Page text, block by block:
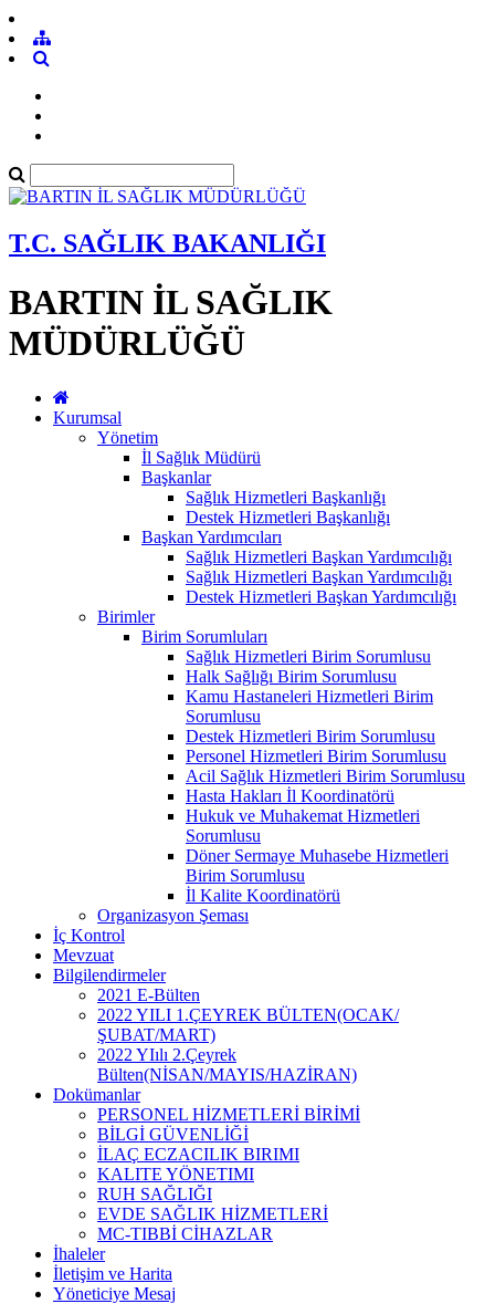
T.C. SAĞLIK BAKANLIĞI
BARTIN İL SAĞLIK
MÜDÜRLÜĞÜ
Kurumsal
Yönetim
İl Sağlık Müdürü
Başkanlar
Sağlık Hizmetleri Başkanlığı
Destek Hizmetleri Başkanlığı
Başkan Yardımcıları
Sağlık Hizmetleri Başkan Yardımcılığı
Sağlık Hizmetleri Başkan Yardımcılığı
Destek Hizmetleri Başkan Yardımcılığı
Birimler
Birim Sorumluları
Sağlık Hizmetleri Birim Sorumlusu
Halk Sağlığı Birim Sorumlusu
Kamu Hastaneleri Hizmetleri Birim
Sorumlusu
Destek Hizmetleri Birim Sorumlusu
Personel Hizmetleri Birim Sorumlusu
Acil Sağlık Hizmetleri Birim Sorumlusu
Hasta Hakları İl Koordinatörü
Hukuk ve Muhakemat Hizmetleri
Sorumlusu
Döner Sermaye Muhasebe Hizmetleri
Birim Sorumlusu
İl Kalite Koordinatörü
Organizasyon Şeması
İç Kontrol
Mevzuat
Bilgilendirmeler
2021 E-Bülten
2022 YILI 1.ÇEYREK BÜLTEN(OCAK/
ŞUBAT/MART)
2022 YIılı 2.Çeyrek
Bülten(NİSAN/MAYIS/HAZİRAN)
Dokümanlar
PERSONEL HİZMETLERİ BİRİMİ
BİLGİ GÜVENLİĞİ
İLAÇ ECZACILIK BIRIMI
KALITE YÖNETIMI
RUH SAĞLIĞI
EVDE SAĞLIK HİZMETLERİ
MC-TIBBİ CİHAZLAR
İhaleler
İletişim ve Harita
Yöneticiye Mesaj